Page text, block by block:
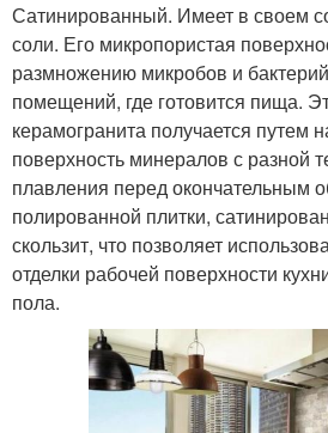
Сатинированный. Имеет в своем
соли. Его микропористая
размножению микробов и
помещений, где готовится пища.
керамогранита получается путем
поверхность минералов с разной
плавления перед окончательным
полированной плитки,
скользит, что позволяет
отделки рабочей поверхности
пола.